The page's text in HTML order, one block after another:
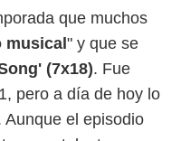
que muchos
" y que se
(7x18). Fue
pero a día de hoy lo
el episodio